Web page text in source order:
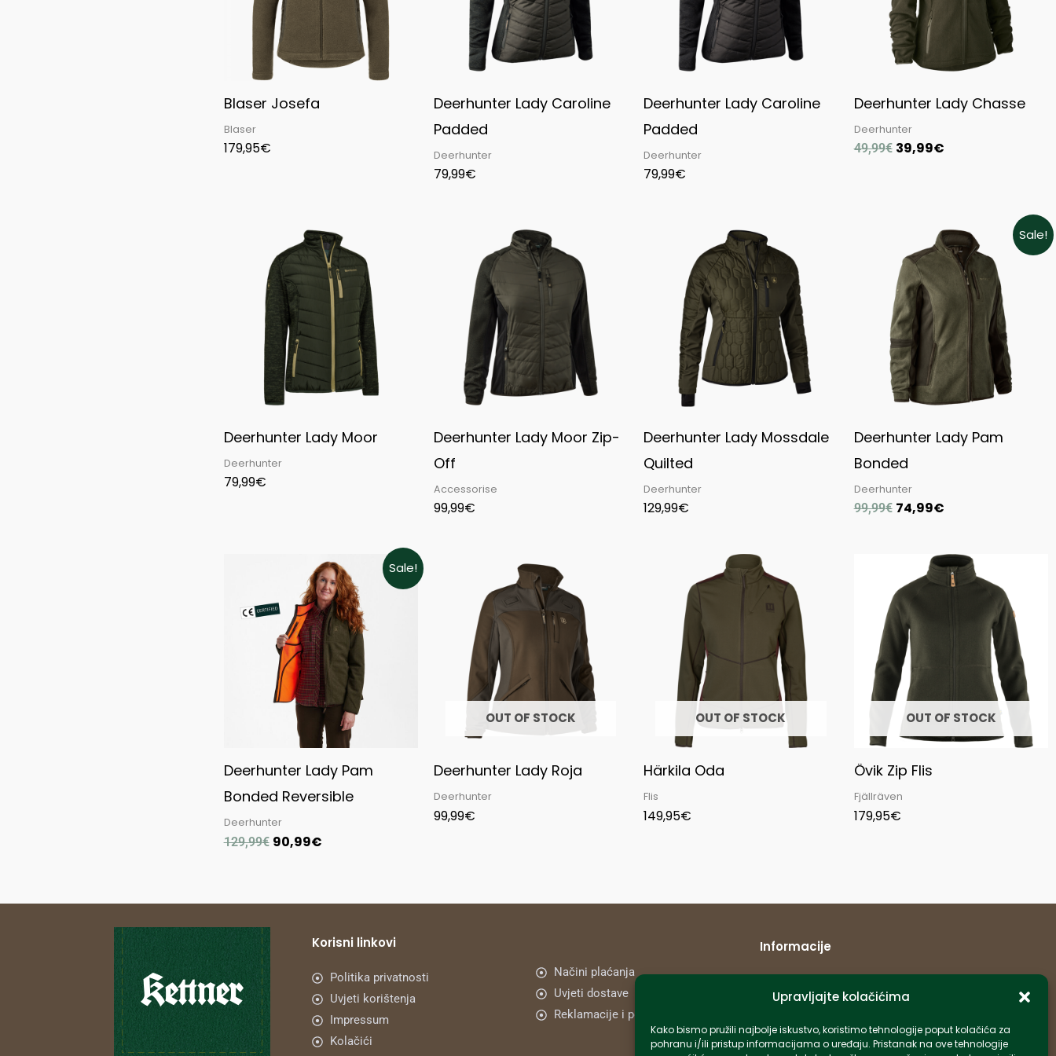
Upravljajte kolačićima
Kako bismo pružili najbolje iskustvo, koristimo tehnologije poput kolačića za
pohranu i/ili pristup informacijama o uređaju. Pristanak na ove tehnologije
Blaser Josefa
Blaser
179,95€
Deerhunter Lady Caroline
Padded
Deerhunter
79,99€
Deerhunter Lady Caroline
Padded
Deerhunter
79,99€
Deerhunter Lady Chasse
Deerhunter
49,99€ 39,99€
Deerhunter Lady Moor
Deerhunter
79,99€
Deerhunter Lady Moor Zip-
Off
Accessorise
99,99€
Deerhunter Lady Mossdale
Quilted
Deerhunter
129,99€
Sale!
Deerhunter Lady Pam
Bonded
Deerhunter
99,99€
Original
was:
99,99€.
74,99€
Current
price
is:
74,99€.
Sale!
Deerhunter Lady Pam
Bonded Reversible
Deerhunter
129,99€
129,99€.
90,99€
Current
price
is:
90,99€.
OUT OF STOCK
Deerhunter Lady Roja
Deerhunter
99,99€
OUT OF STOCK
Härkila Oda
Flis
149,95€
OUT OF STOCK
Övik Zip Flis
Fjällräven
179,95€
Korisni linkovi
Politika privatnosti
Uvjeti korištenja
Impressum
Kolačići
Načini plaćanja
Uvjeti dostave
Reklamacije i povrat
Informacije
Poslovnica Osijek 031 500 181
Poslovnica Zagreb 01 7798 900